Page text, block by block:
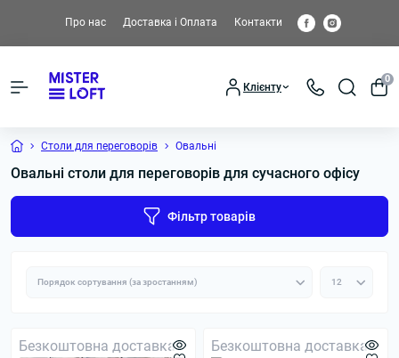
Про нас Доставка і Оплата Контакти
Клієнту
0
Столи для переговорів Овальні
Овальні столи для переговорів для сучасного офісу
Фільтр товарів
Безкоштовна доставка Безкоштовна доставка